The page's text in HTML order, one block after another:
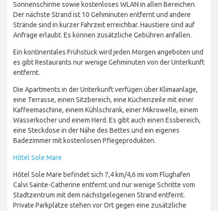
Sonnenschirme sowie kostenloses WLAN in allen Bereichen.
Der nächste Strand ist 10 Gehminuten entfernt und andere
Strände sind in kurzer Fahrzeit erreichbar. Haustiere sind auf
Anfrage erlaubt. Es können zusätzliche Gebühren anfallen.
Ein kontinentales Frühstück wird jeden Morgen angeboten und
es gibt Restaurants nur wenige Gehminuten von der Unterkunft
entfernt.
Die Apartments in der Unterkunft verfügen über Klimaanlage,
eine Terrasse, einen Sitzbereich, eine Küchenzeile mit einer
Kaffeemaschine, einem Kühlschrank, einer Mikrowelle, einem
Wasserkocher und einem Herd. Es gibt auch einen Essbereich,
eine Steckdose in der Nähe des Bettes und ein eigenes
Badezimmer mit kostenlosen Pflegeprodukten.
Hôtel Sole Mare
Hôtel Sole Mare befindet sich 7,4 km/4,6 mi vom Flughafen
Calvi Sainte-Catherine entfernt und nur wenige Schritte vom
Stadtzentrum mit dem nächstgelegenen Strand entfernt.
Private Parkplätze stehen vor Ort gegen eine zusätzliche